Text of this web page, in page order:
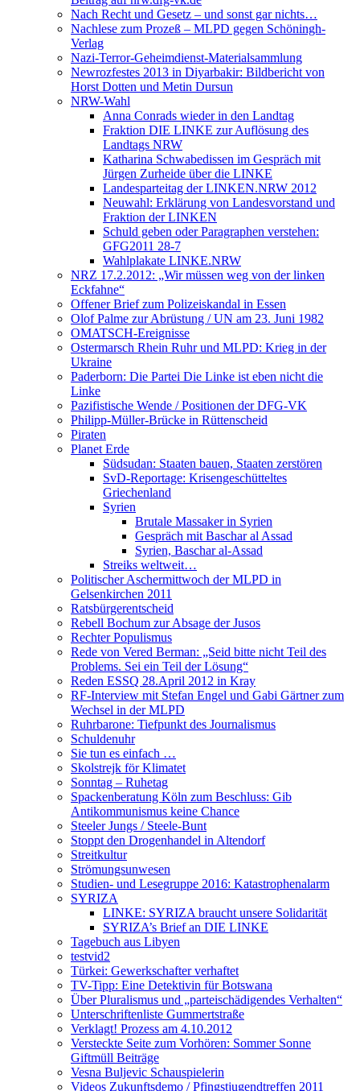
Nach Recht und Gesetz – und sonst gar nichts…
Nachlese zum Prozeß – MLPD gegen Schöningh-
Verlag
Nazi-Terror-Geheimdienst-Materialsammlung
Newrozfestes 2013 in Diyarbakir: Bildbericht von
Horst Dotten und Metin Dursun
NRW-Wahl
Anna Conrads wieder in den Landtag
Fraktion DIE LINKE zur Auflösung des
Landtags NRW
Katharina Schwabedissen im Gespräch mit
Jürgen Zurheide über die LINKE
Landesparteitag der LINKEN.NRW 2012
Neuwahl: Erklärung von Landesvorstand und
Fraktion der LINKEN
Schuld geben oder Paragraphen verstehen:
GFG2011 28-7
Wahlplakate LINKE.NRW
NRZ 17.2.2012: „Wir müssen weg von der linken
Eckfahne“
Offener Brief zum Polizeiskandal in Essen
Olof Palme zur Abrüstung / UN am 23. Juni 1982
OMATSCH-Ereignisse
Ostermarsch Rhein Ruhr und MLPD: Krieg in der
Ukraine
Paderborn: Die Partei Die Linke ist eben nicht die
Linke
Pazifistische Wende / Positionen der DFG-VK
Philipp-Müller-Brücke in Rüttenscheid
Piraten
Planet Erde
Südsudan: Staaten bauen, Staaten zerstören
SvD-Reportage: Krisengeschütteltes
Griechenland
Syrien
Brutale Massaker in Syrien
Gespräch mit Baschar al Assad
Syrien, Baschar al-Assad
Streiks weltweit…
Politischer Aschermittwoch der MLPD in
Gelsenkirchen 2011
Ratsbürgerentscheid
Rebell Bochum zur Absage der Jusos
Rechter Populismus
Rede von Vered Berman: „Seid bitte nicht Teil des
Problems. Sei ein Teil der Lösung“
Reden ESSQ 28.April 2012 in Kray
RF-Interview mit Stefan Engel und Gabi Gärtner zum
Wechsel in der MLPD
Ruhrbarone: Tiefpunkt des Journalismus
Schuldenuhr
Sie tun es einfach …
Skolstrejk för Klimatet
Sonntag – Ruhetag
Spackenberatung Köln zum Beschluss: Gib
Antikommunismus keine Chance
Steeler Jungs / Steele-Bunt
Stoppt den Drogenhandel in Altendorf
Streitkultur
Strömungsunwesen
Studien- und Lesegruppe 2016: Katastrophenalarm
SYRIZA
LINKE: SYRIZA braucht unsere Solidarität
SYRIZA’s Brief an DIE LINKE
Tagebuch aus Libyen
testvid2
Türkei: Gewerkschafter verhaftet
TV-Tipp: Eine Detektivin für Botswana
Über Pluralismus und „parteischädigendes Verhalten“
Unterschriftenliste Gummertstraße
Verklagt! Prozess am 4.10.2012
Versteckte Seite zum Vorhören: Sommer Sonne
Giftmüll Beiträge
Vesna Buljevic Schauspielerin
Videos Zukunftsdemo / Pfingstjugendtreffen 2011